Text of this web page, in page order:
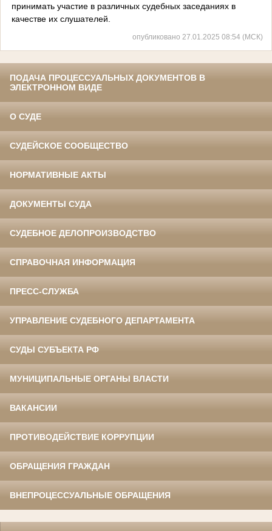
принимать участие в различных судебных заседаниях в
качестве их слушателей.
опубликовано 27.01.2025 08:54 (МСК)
ПОДАЧА ПРОЦЕССУАЛЬНЫХ ДОКУМЕНТОВ В
ЭЛЕКТРОННОМ ВИДЕ
О СУДЕ
СУДЕЙСКОЕ СООБЩЕСТВО
НОРМАТИВНЫЕ АКТЫ
ДОКУМЕНТЫ СУДА
СУДЕБНОЕ ДЕЛОПРОИЗВОДСТВО
СПРАВОЧНАЯ ИНФОРМАЦИЯ
ПРЕСС-СЛУЖБА
УПРАВЛЕНИЕ СУДЕБНОГО ДЕПАРТАМЕНТА
СУДЫ СУБЪЕКТА РФ
МУНИЦИПАЛЬНЫЕ ОРГАНЫ ВЛАСТИ
ВАКАНСИИ
ПРОТИВОДЕЙСТВИЕ КОРРУПЦИИ
ОБРАЩЕНИЯ ГРАЖДАН
ВНЕПРОЦЕССУАЛЬНЫЕ ОБРАЩЕНИЯ